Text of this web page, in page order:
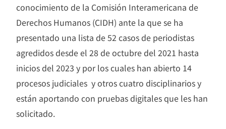
conocimiento de la Comisión Interamericana de
Derechos Humanos (CIDH) ante la que se ha
presentado una lista de 52 casos de periodistas
agredidos desde el 28 de octubre del 2021 hasta
inicios del 2023 y por los cuales han abierto 14
procesos judiciales y otros cuatro disciplinarios y
están aportando con pruebas digitales que les han
solicitado.